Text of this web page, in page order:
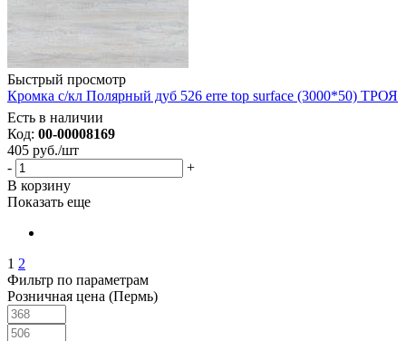
Быстрый просмотр
Кромка с/кл Полярный дуб 526 erre top surface (3000*50) ТРОЯ
Есть в наличии
Код: 00-00008169
405 руб./шт
-
+
В корзину
Показать еще
1 2
Фильтр по параметрам
Розничная цена (Пермь)